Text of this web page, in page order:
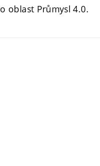
oblast Průmysl 4.0.